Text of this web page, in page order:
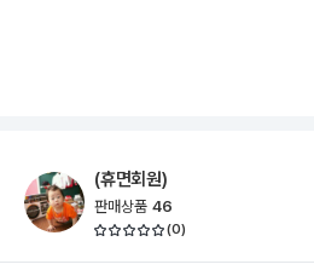
(휴면회원)
판매상품 46
(0)